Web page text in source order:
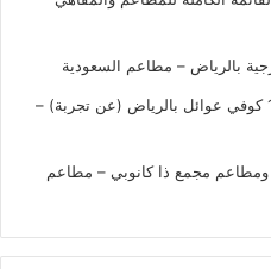
بالرياض – مطاعم السعودية
تبي مقهى عوائل؟ هذه أفضل 12 كوفي عوائل بالرياض (عن تجربة) –
مجمع ذا كانوبي – مطاعم